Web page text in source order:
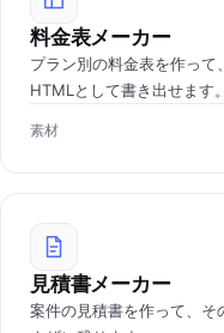
料金表メーカー
プラン別の料金表を作っ
HTMLとして書き出せます。
素材
見積書メーカー
案件の見積書を作って、そ